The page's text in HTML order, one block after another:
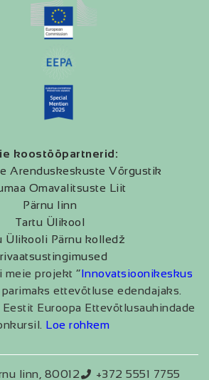
koostööpartnerid:
Arenduskeskuste Võrgustik
Omavalitsuste Liit
Pärnu linn
Tartu Ülikool
Ülikooli Pärnu kolledž
meie projekt “Innovatsioonikeskus
ettevõtluse edendajaks.
Euroopa Ettevõtlusauhindade
Loe rohkem
linn, 80012 +372 5551 7755